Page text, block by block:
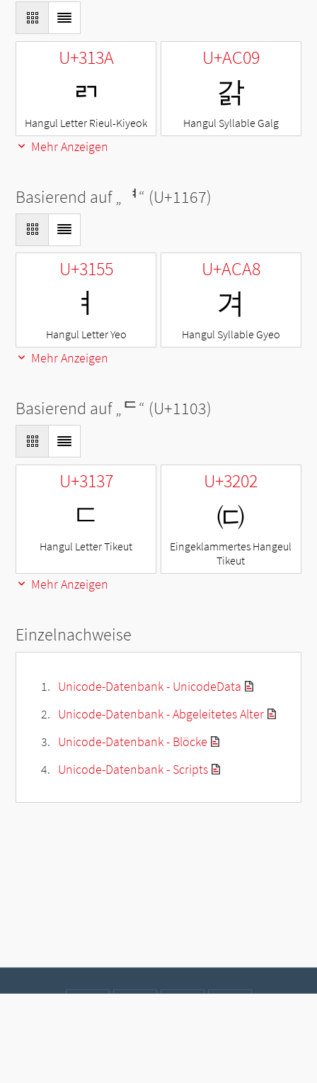
U+313A
ㄺ
Hangul Letter Rieul-Kiyeok
U+AC09
갉
Hangul Syllable Galg
Mehr Anzeigen
Basierend auf „ ᅧ“ (U+1167)
U+3155
ㅕ
Hangul Letter Yeo
U+ACA8
겨
Hangul Syllable Gyeo
Mehr Anzeigen
Basierend auf „ᄃ“ (U+1103)
U+3137
ㄷ
Hangul Letter Tikeut
U+3202
㈂
Eingeklammertes Hangeul
Tikeut
Mehr Anzeigen
Einzelnachweise
Unicode-Datenbank - UnicodeData
Unicode-Datenbank - Abgeleitetes Alter
Unicode-Datenbank - Blöcke
Unicode-Datenbank - Scripts